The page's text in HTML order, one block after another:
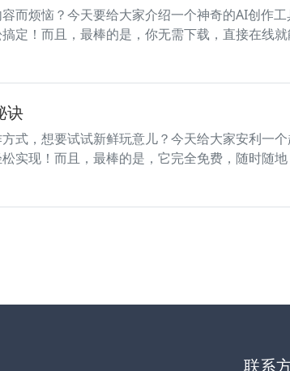
而烦恼？今天要给大家介绍一个神奇的AI创
定！而且，最棒的是，你无需下载，直接在线
诀
式，想要试试新鲜玩意儿？今天给大家安利
实现！而且，最棒的是，它完全免费，随时随
联系